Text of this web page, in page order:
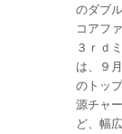
のダブ
コアフ
３ｒｄ
は、９
のトッ
源チャ
ど、幅